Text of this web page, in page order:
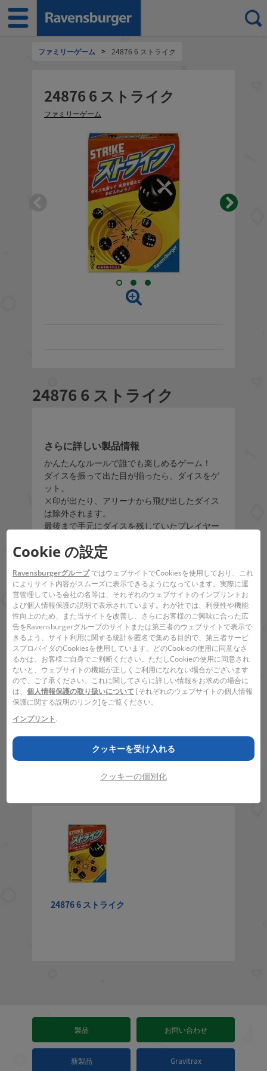
ファミリーゲーム > 24876 6 ストライク
24876 6 ストライク
ファミリーゲーム
24876 6 ストライク
さらに詳しい製品情報
かんたんなルールで誰でも楽しめるゲーム！
ダイスを振って出た目が揃ったら、ダイスをゲ
ット。
×印が出たり、アリーナから飛び出したダイス
は除外されます。
最後まで手元にダイスを残していたプレイヤー
対象年齢：8歳～
プレイ人数：2～5人
プレイ時間：約15分
バーコード:4005556248766
24876 6 ストライク
製品 お問い合わせ
新製品 Gravitrax
Cookie の設定
RavensburgerグループではウェブサイトでCookiesを使用しており、これ
によりサイト内容がスムーズに表示できるようになっています。実際に運
営管理している会社の名等は、それぞれのウェブサイトのインプリントお
よび個人情報保護の説明で表示されています。わが社では、利便性や機能
性向上のため、また当サイトを改善し、さらにお客様のご興味に合った広
告をRavensburgerグループのサイトまたは第三者のウェブサイトで表示で
きるよう、サイト利用に関する統計を匿名で集める目的で、第三者サービ
スプロバイダのCookiesを使用しています。どのCookieの使用に同意なさ
るかは、お客様ご自身でご判断ください。ただしCookieの使用に同意され
ないと、ウェブサイトの機能が正しくご利用になれない場合がございます
ので、ご了承ください。これに関してさらに詳しい情報をお求めの場合に
は、 個人情報保護の取り扱いについて [それぞれのウェブサイトの個人情報
保護に関する説明のリンク]をご覧ください。
インプリント.
クッキーを受け入れる
クッキーの個別化